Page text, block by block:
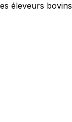
éleveurs bovins